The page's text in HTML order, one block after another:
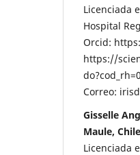
Licenciada
Hospital
Orcid:
https://
Correo:
Gisselle
Maule, Chile
Licenciada